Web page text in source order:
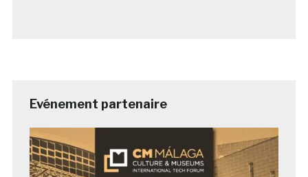
Evénement partenaire